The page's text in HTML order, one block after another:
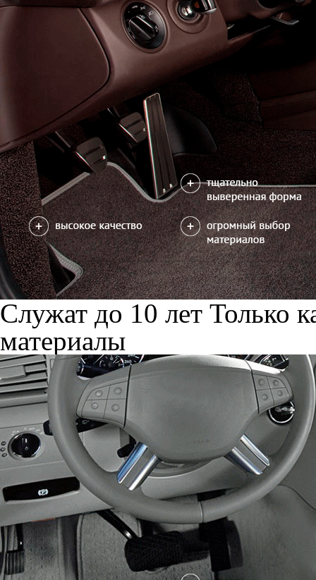
Служат до 10 лет Только
материалы